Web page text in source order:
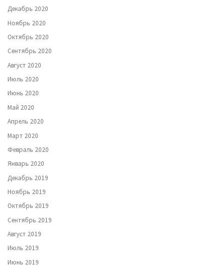
Декабрь 2020
Ноябрь 2020
Октябрь 2020
Сентябрь 2020
Август 2020
Июль 2020
Июнь 2020
Май 2020
Апрель 2020
Март 2020
Февраль 2020
Январь 2020
Декабрь 2019
Ноябрь 2019
Октябрь 2019
Сентябрь 2019
Август 2019
Июль 2019
Июнь 2019